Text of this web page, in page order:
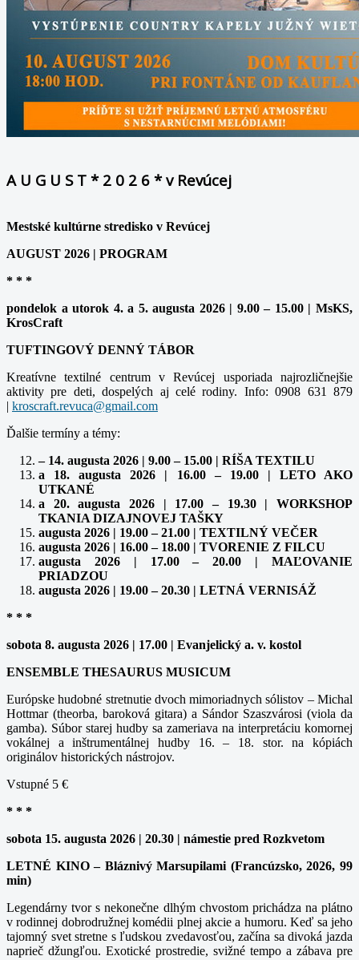
A U G U S T * 2 0 2 6 * v Revúcej
Mestské kultúrne stredisko v Revúcej
AUGUST 2026 | PROGRAM
* * *
pondelok a utorok 4. a 5. augusta 2026 | 9.00 – 15.00 | MsKS,
KrosCraft
TUFTINGOVÝ DENNÝ TÁBOR
Kreatívne textilné centrum v Revúcej usporiada najrozličnejšie
aktivity pre deti, dospelých aj celé rodiny. Info: 0908 631 879
| kroscraft.revuca@gmail.com
Ďalšie termíny a témy:
– 14. augusta 2026 | 9.00 – 15.00 | RÍŠA TEXTILU
a 18. augusta 2026 | 16.00 – 19.00 | LETO AKO
UTKANÉ
a 20. augusta 2026 | 17.00 – 19.30 | WORKSHOP
TKANIA DIZAJNOVEJ TAŠKY
augusta 2026 | 19.00 – 21.00 | TEXTILNÝ VEČER
augusta 2026 | 16.00 – 18.00 | TVORENIE Z FILCU
augusta 2026 | 17.00 – 20.00 | MAĽOVANIE
PRIADZOU
augusta 2026 | 19.00 – 20.30 | LETNÁ VERNISÁŽ
* * *
sobota 8. augusta 2026 | 17.00 | Evanjelický a. v. kostol
ENSEMBLE THESAURUS MUSICUM
Európske hudobné stretnutie dvoch mimoriadnych sólistov – Michal
Hottmar (theorba, baroková gitara) a Sándor Szaszvárosi (viola da
gamba). Súbor starej hudby sa zameriava na interpretáciu komornej
vokálnej a inštrumentálnej hudby 16. – 18. stor. na kópiách
originálov historických nástrojov.
Vstupné 5 €
* * *
sobota 15. augusta 2026 | 20.30 | námestie pred Rozkvetom
LETNÉ KINO – Bláznivý Marsupilami (Francúzsko, 2026, 99
min)
Legendárny tvor s nekonečne dlhým chvostom prichádza na plátno
v rodinnej dobrodružnej komédii plnej akcie a humoru. Keď sa jeho
tajomný svet stretne s ľudskou zvedavosťou, začína sa divoká jazda
naprieč džungľou. Exotické prostredie, svižné tempo a zábava pre